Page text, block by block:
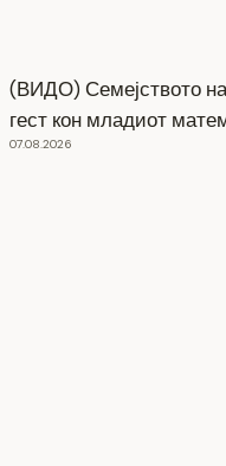
(ВИДО) Семејството
гест кон младиот
07.08.2026